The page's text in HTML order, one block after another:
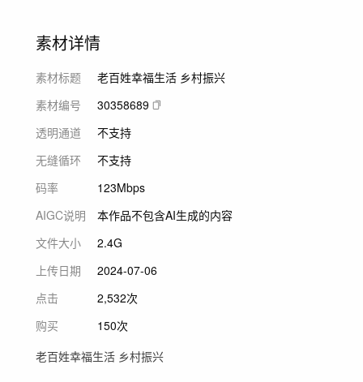
素材详情
素材标题
老百姓幸福生活 乡村振兴
素材编号
30358689
透明通道
不支持
无缝循环
不支持
码率
123Mbps
AIGC说明
本作品不包含AI生成的内容
文件大小
2.4G
上传日期
2024-07-06
点击
2,532次
购买
150次
老百姓幸福生活 乡村振兴